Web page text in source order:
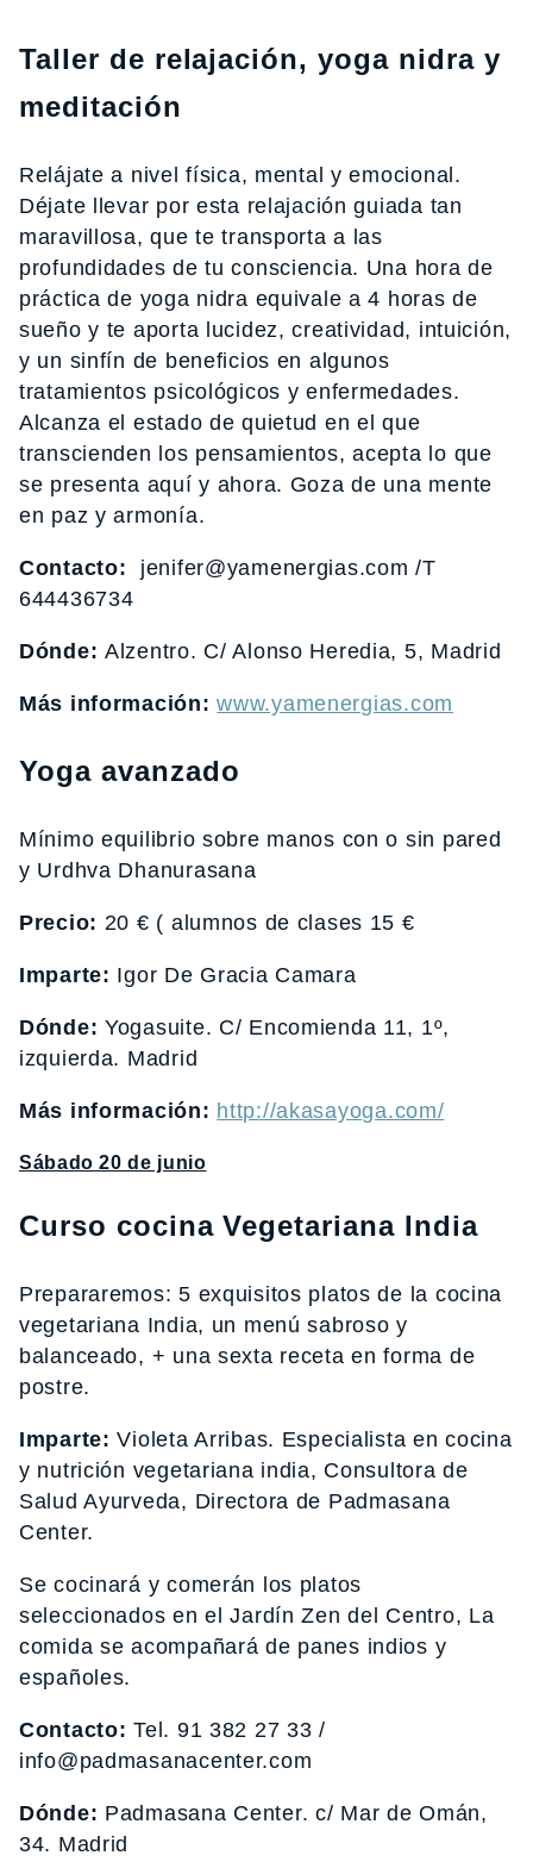
Taller de relajación, yoga nidra y
meditación
Relájate a nivel física, mental y emocional.
Déjate llevar por esta relajación guiada tan
maravillosa, que te transporta a las
profundidades de tu consciencia. Una hora de
práctica de yoga nidra equivale a 4 horas de
sueño y te aporta lucidez, creatividad, intuición,
y un sinfín de beneficios en algunos
tratamientos psicológicos y enfermedades.
Alcanza el estado de quietud en el que
transcienden los pensamientos, acepta lo que
se presenta aquí y ahora. Goza de una mente
en paz y armonía.
Contacto: jenifer@yamenergias.com /T
644436734
Dónde: Alzentro. C/ Alonso Heredia, 5, Madrid
Más información: www.yamenergias.com
Yoga avanzado
Mínimo equilibrio sobre manos con o sin pared
y Urdhva Dhanurasana
Precio: 20 € ( alumnos de clases 15 €
Imparte: Igor De Gracia Camara
Dónde: Yogasuite. C/ Encomienda 11, 1º,
izquierda. Madrid
Más información: http://akasayoga.com/
Sábado 20 de junio
Curso cocina Vegetariana India
Prepararemos: 5 exquisitos platos de la cocina
vegetariana India, un menú sabroso y
balanceado, + una sexta receta en forma de
postre.
Imparte: Violeta Arribas. Especialista en cocina
y nutrición vegetariana india, Consultora de
Salud Ayurveda, Directora de Padmasana
Center.
Se cocinará y comerán los platos
seleccionados en el Jardín Zen del Centro, La
comida se acompañará de panes indios y
españoles.
Contacto: Tel. 91 382 27 33 /
info@padmasanacenter.com
Dónde: Padmasana Center. c/ Mar de Omán,
34. Madrid